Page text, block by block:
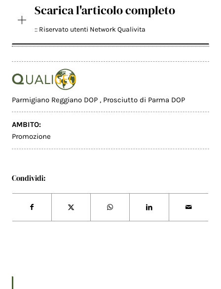
Scarica l'articolo completo
:: Riservato utenti Network Qualivita
Parmigiano Reggiano DOP , Prosciutto di Parma DOP
AMBITO:
Promozione
Condividi: